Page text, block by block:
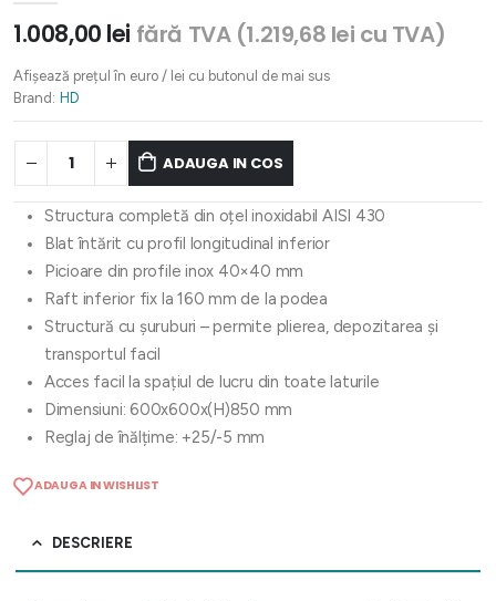
1.008,00 lei fără TVA (1.219,68 lei cu TVA)
Afișează prețul în euro / lei cu butonul de mai sus
Brand: HD
ADAUGA IN COS
Structura completă din oțel inoxidabil AISI 430
Blat întărit cu profil longitudinal inferior
Picioare din profile inox 40×40 mm
Raft inferior fix la 160 mm de la podea
Structură cu șuruburi – permite plierea, depozitarea și
transportul facil
Acces facil la spațiul de lucru din toate laturile
Dimensiuni: 600x600x(H)850 mm
Reglaj de înălțime: +25/-5 mm
ADAUGA IN WISHLIST
DESCRIERE